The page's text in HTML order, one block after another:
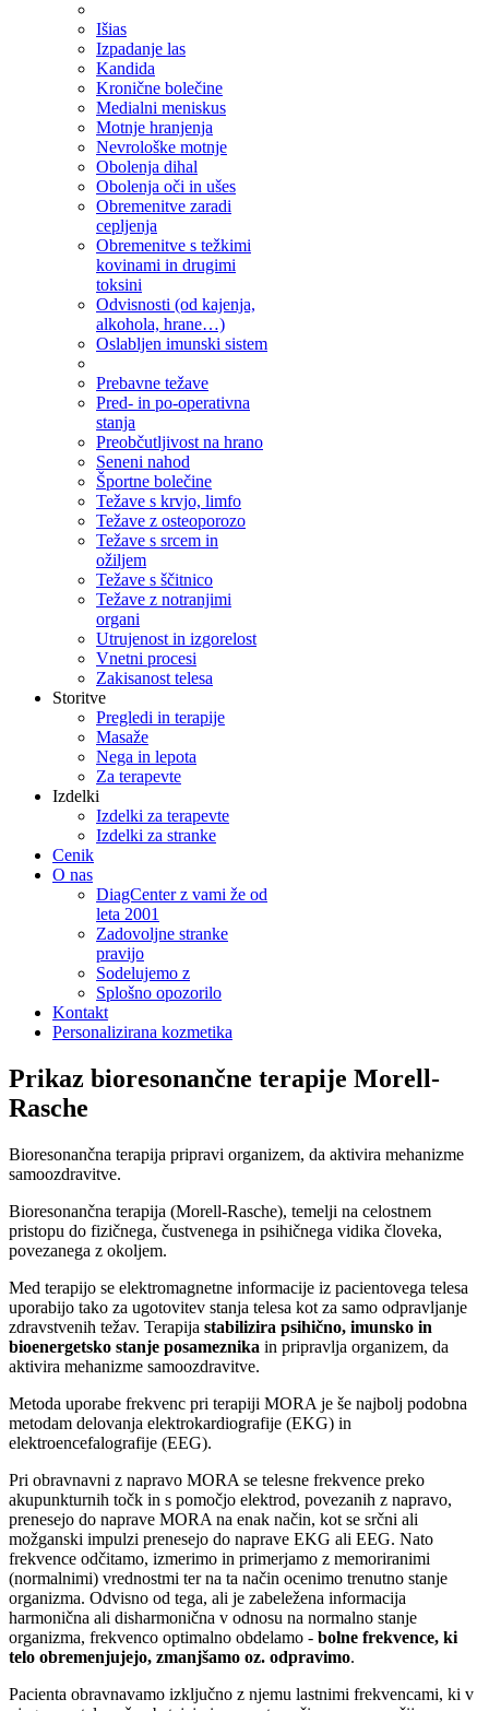
Išias
Izpadanje las
Kandida
Kronične bolečine
Medialni meniskus
Motnje hranjenja
Nevrološke motnje
Obolenja dihal
Obolenja oči in ušes
Obremenitve zaradi
cepljenja
Obremenitve s težkimi
kovinami in drugimi
toksini
Odvisnosti (od kajenja,
alkohola, hrane…)
Oslabljen imunski sistem
Prebavne težave
Pred- in po-operativna
stanja
Preobčutljivost na hrano
Seneni nahod
Športne bolečine
Težave s krvjo, limfo
Težave z osteoporozo
Težave s srcem in
ožiljem
Težave s ščitnico
Težave z notranjimi
organi
Utrujenost in izgorelost
Vnetni procesi
Zakisanost telesa
Storitve
Pregledi in terapije
Masaže
Nega in lepota
Za terapevte
Izdelki
Izdelki za terapevte
Izdelki za stranke
Cenik
O nas
DiagCenter z vami že od
leta 2001
Zadovoljne stranke
pravijo
Sodelujemo z
Splošno opozorilo
Kontakt
Personalizirana kozmetika
Prikaz bioresonančne terapije Morell-
Rasche
Bioresonančna terapija pripravi organizem, da aktivira mehanizme
samoozdravitve.
Bioresonančna terapija (Morell-Rasche), temelji na celostnem
pristopu do fizičnega, čustvenega in psihičnega vidika človeka,
povezanega z okoljem.
Med terapijo se elektromagnetne informacije iz pacientovega telesa
uporabijo tako za ugotovitev stanja telesa kot za samo odpravljanje
zdravstvenih težav. Terapija stabilizira psihično, imunsko in
bioenergetsko stanje posameznika in pripravlja organizem, da
aktivira mehanizme samoozdravitve.
Metoda uporabe frekvenc pri terapiji MORA je še najbolj podobna
metodam delovanja elektrokardiografije (EKG) in
elektroencefalografije (EEG).
Pri obravnavni z napravo MORA se telesne frekvence preko
akupunkturnih točk in s pomočjo elektrod, povezanih z napravo,
prenesejo do naprave MORA na enak način, kot se srčni ali
možganski impulzi prenesejo do naprave EKG ali EEG. Nato
frekvence odčitamo, izmerimo in primerjamo z memoriranimi
(normalnimi) vrednostmi ter na ta način ocenimo trenutno stanje
organizma. Odvisno od tega, ali je zabeležena informacija
harmonična ali disharmonična v odnosu na normalno stanje
organizma, frekvenco optimalno obdelamo - bolne frekvence, ki
telo obremenjujejo, zmanjšamo oz. odpravimo.
Pacienta obravnavamo izključno z njemu lastnimi frekvencami, ki v